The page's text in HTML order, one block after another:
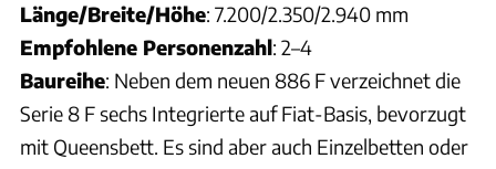
Länge/Breite/Höhe: 7.200/2.350/2.940 mm
Empfohlene Personenzahl: 2–4
Baureihe: Neben dem neuen 886 F verzeichnet die
Serie 8 F sechs Integrierte auf Fiat-Basis, bevorzugt
mit Queensbett. Es sind aber auch Einzelbetten oder